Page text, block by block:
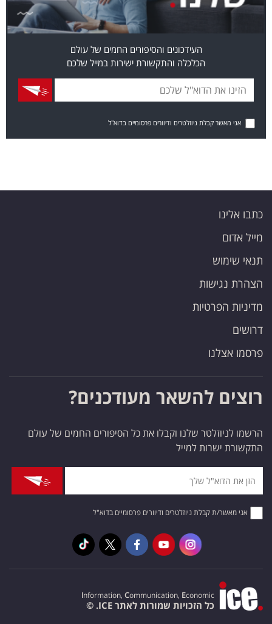
העידכונים והסיפורים החמים של עולם
הכלכלה והתקשורת ישירות במייל שלכם
אני מאשר קבלת ניוזלטרים ודיוורים פרסומיים בדוא"ל
כתבו אלינו
מייל אדום
תנאי שימוש
הצהרת נגישות
מדיניות הפרטיות
דרושים
פרסמו אצלנו
רוצים להשאר מעודכנים?
הרשמו לניוזלטר שלנו וקבלו את כל הסיפורים החמים של עולם
התקשורת ישרות למייל
אני מאשר/ת קבלת ניוזלטרים ודיוורים פרסומיים בדוא"ל
Information, Communication, Economic
כל הזכויות שמורות לאתר ICE. ©